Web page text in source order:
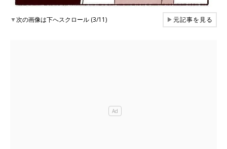
▼次の画像は下へスクロール (3/11) ▶元記事を見る